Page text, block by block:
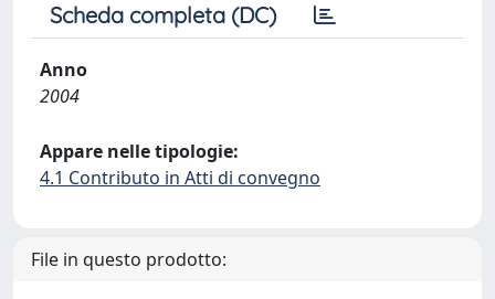
Scheda completa (DC)
Anno
2004
Appare nelle tipologie:
4.1 Contributo in Atti di convegno
File in questo prodotto: